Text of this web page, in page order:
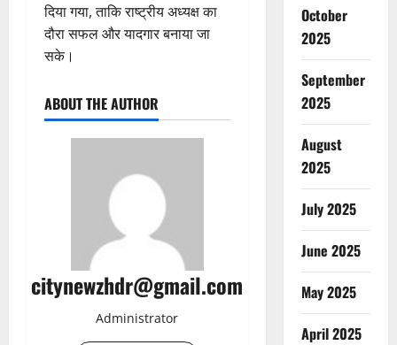
दिया गया, ताकि राष्ट्रीय अध्यक्ष का
दौरा सफल और यादगार बनाया जा
सके।
ABOUT THE AUTHOR
citynewzhdr@gmail.com
Administrator
October
2025
September
2025
August
2025
July 2025
June 2025
May 2025
April 2025